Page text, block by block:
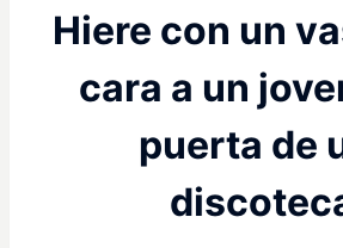
Hiere con un
cara a un
puerta de